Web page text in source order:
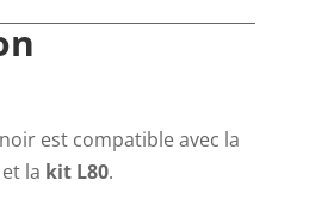
est compatible avec la
la kit L80.